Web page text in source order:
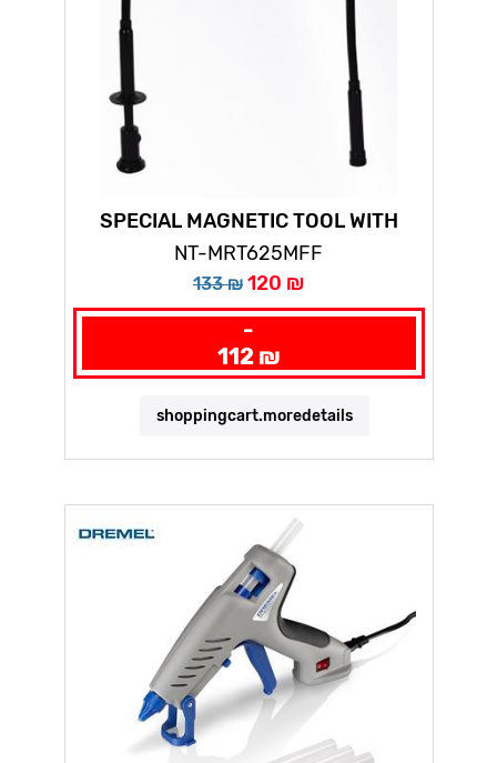
SPECIAL MAGNETIC TOOL WITH
LAMP AND CLAW
NT-MRT625MFF
133 ₪ 120 ₪
-
112 ₪
shoppingcart.moredetails